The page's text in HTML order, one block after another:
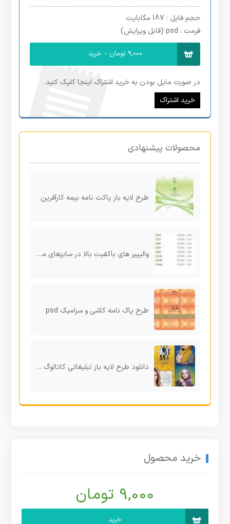
حجم فایل : 187 مگابایت
فرمت : psd (قابل ویرایش)
9,000 تومان – خرید
در صورت مایل بودن به خرید اشتراک اینجا کلیک کنید.
خرید اشتراک
محصولات پیشنهادی
طرح لایه باز پاکت نامه بیمه کارآفرین
والیپیر های باکفیت بالا در سایزهای مختلف
طرح پاک نامه کاشی و سرامیک psd
دانلود طرح لایه باز تبلیغاتی کاتالوگ مناسب برای گالری پوشاک
خرید محصول
9,000 تومان
خرید